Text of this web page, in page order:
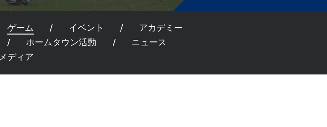
ゲーム イベント
アカデミー
ホームタウン活動
ニュース
メディア